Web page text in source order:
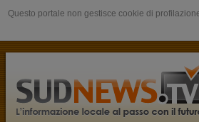
Questo portale non gestisce cookie di